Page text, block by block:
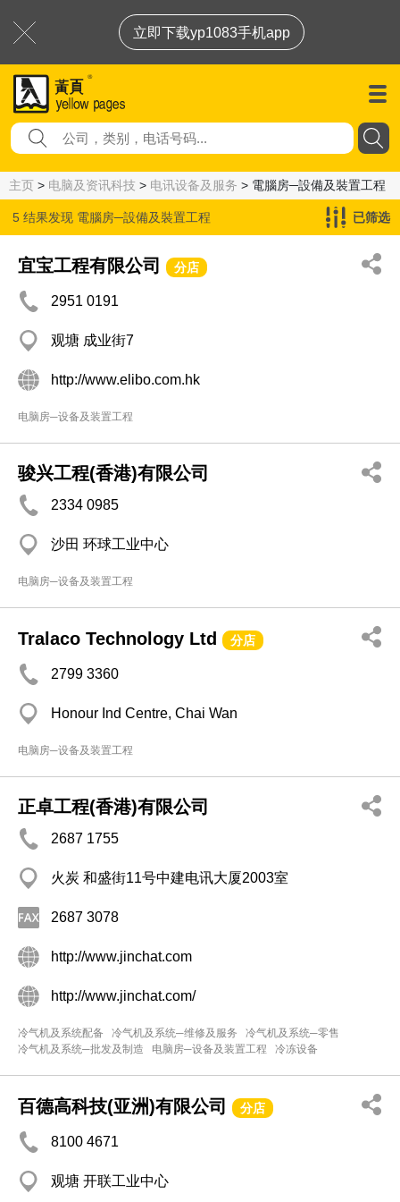
立即下载yp1083手机app
主页 > 电脑及资讯科技 > 电讯设备及服务 > 電腦房─設備及裝置工程
5 结果发现 電腦房─設備及裝置工程 已筛选
宜宝工程有限公司 分店
2951 0191
观塘 成业街7
http://www.elibo.com.hk
电脑房─设备及装置工程
骏兴工程(香港)有限公司
2334 0985
沙田 环球工业中心
电脑房─设备及装置工程
Tralaco Technology Ltd 分店
2799 3360
Honour Ind Centre, Chai Wan
电脑房─设备及装置工程
正卓工程(香港)有限公司
2687 1755
火炭 和盛街11号中建电讯大厦2003室
2687 3078
http://www.jinchat.com
http://www.jinchat.com/
冷气机及系统配备 冷气机及系统─维修及服务
冷气机及系统─零售
冷气机及系统─批发及制造
电脑房─设备及装置工程 冷冻设备
百德高科技(亚洲)有限公司 分店
8100 4671
观塘 开联工业中心